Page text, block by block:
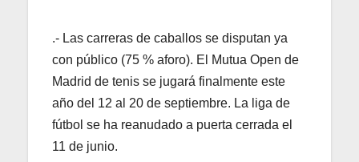
.- Las carreras de caballos se disputan ya
con público (75 % aforo). El Mutua Open de
Madrid de tenis se jugará finalmente este
año del 12 al 20 de septiembre. La liga de
fútbol se ha reanudado a puerta cerrada el
11 de junio.